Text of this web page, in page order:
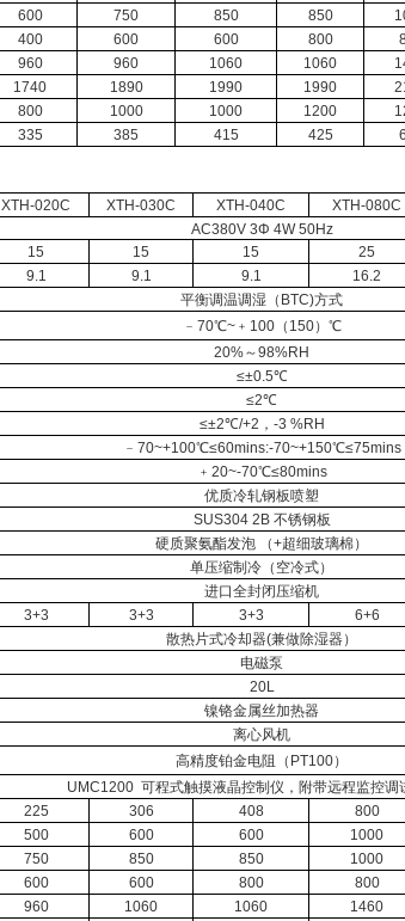
600 750 850 850
400 600 600 800
960 960 1060 1060
1740 1890 1990 1990
800 1000 1000 1200
335 385 415 425
XTH-020C XTH-030C XTH-040C XTH-080C
AC380V 3Φ 4W 50Hz
15 15 15 25
9.1 9.1 9.1 16.2
平衡调温调湿（BTC)方式
﹣70℃~﹢100（150）℃
20%～98%RH
≤±0.5℃
≤2℃
≤±2℃/+2，-3 %RH
﹣70~+100℃≤60mins:-70~+150℃≤75mins
﹢20~-70℃≤80mins
优质冷轧钢板喷塑
SUS304 2B 不锈钢板
硬质聚氨酯发泡 （+超细玻璃棉）
单压缩制冷（空冷式）
进口全封闭压缩机
3+3 3+3 3+3 6+6
散热片式冷却器(兼做除湿器）
电磁泵
20L
镍铬金属丝加热器
离心风机
高精度铂金电阻（PT100）
UMC1200 可程式触摸液晶控制仪，附带远程监控调
225 306 408 800
500 600 600 1000
750 850 850 1000
600 600 800 800
960 1060 1060 1460